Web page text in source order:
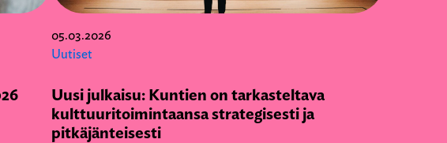
05.03.2026
Uutiset
Uusi julkaisu: Kuntien on tarkasteltava
kulttuuritoimintaansa strategisesti ja
pitkäjänteisesti